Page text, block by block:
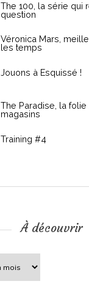
The 100, la série qui
question
Véronica Mars,
les temps
Jouons à Esquissé !
The Paradise, la
magasins
Training #4
À découvrir